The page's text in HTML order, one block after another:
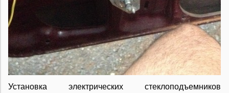
Установка электрических стеклоподъемников